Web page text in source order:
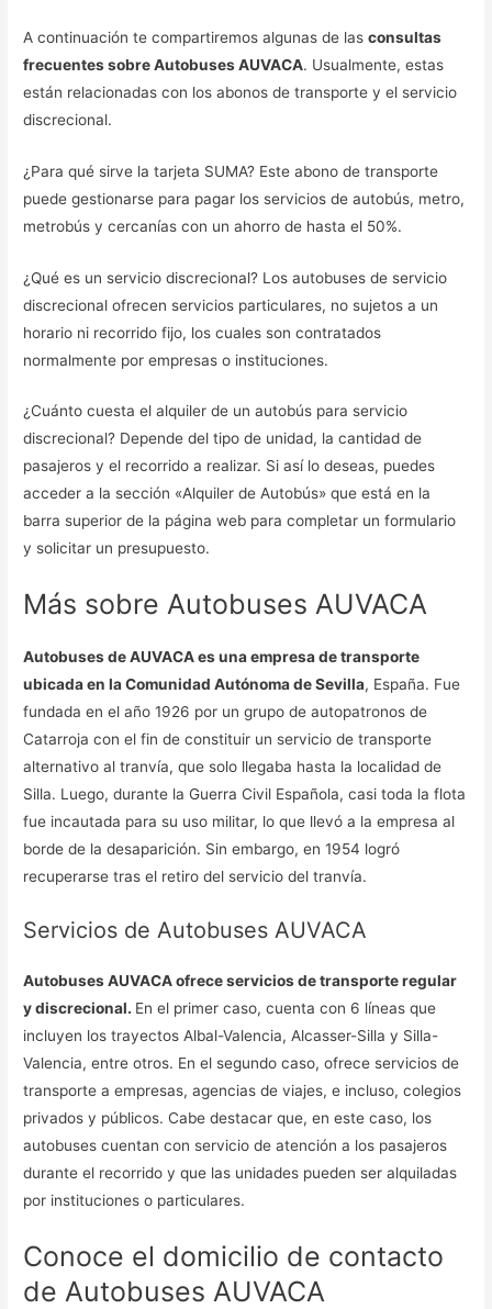
A continuación te compartiremos algunas de lasconsultas
frecuentes sobre Autobuses AUVACA. Usualmente, estas
están relacionadas con los abonos de transporte y el servicio
discrecional.
¿Para qué sirve la tarjeta SUMA? Este abono de transporte
puede gestionarse para pagar los servicios de autobús, metro,
metrobús y cercanías con un ahorro de hasta el 50%.
¿Qué es un servicio discrecional? Los autobuses de servicio
discrecional ofrecen servicios particulares, no sujetos a un
horario ni recorrido fijo, los cuales son contratados
normalmente por empresas o instituciones.
¿Cuánto cuesta el alquiler de un autobús para servicio
discrecional? Depende del tipo de unidad, la cantidad de
pasajeros y el recorrido a realizar. Si así lo deseas, puedes
acceder a la sección «Alquiler de Autobús» que está en la
barra superior de la página web para completar un formulario
y solicitar un presupuesto.
Más sobre Autobuses AUVACA
Autobuses de AUVACA es una empresa de transporte
ubicada en la Comunidad Autónoma de Sevilla, España. Fue
fundada en el año 1926 por un grupo de autopatronos de
Catarroja con el fin de constituir un servicio de transporte
alternativo al tranvía, que solo llegaba hasta la localidad de
Silla. Luego, durante la Guerra Civil Española, casi toda la flota
fue incautada para su uso militar, lo que llevó a la empresa al
borde de la desaparición. Sin embargo, en 1954 logró
recuperarse tras el retiro del servicio del tranvía.
Servicios de Autobuses AUVACA
Autobuses AUVACA ofrece servicios de transporte regular
y discrecional. En el primer caso, cuenta con 6 líneas que
incluyen los trayectos Albal-Valencia, Alcasser-Silla y Silla-
Valencia, entre otros. En el segundo caso, ofrece servicios de
transporte a empresas, agencias de viajes, e incluso, colegios
privados y públicos. Cabe destacar que, en este caso, los
autobuses cuentan con servicio de atención a los pasajeros
durante el recorrido y que las unidades pueden ser alquiladas
por instituciones o particulares.
Conoce el domicilio de contacto
de Autobuses AUVACA